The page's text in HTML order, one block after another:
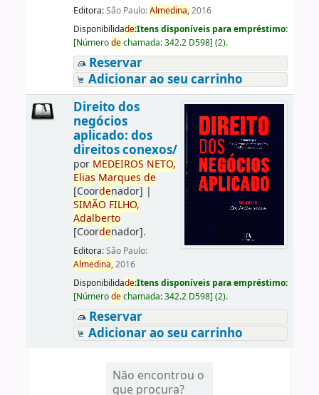
Editora:São Paulo:Almedina,2016
Disponibilidade:Itens disponíveis para empréstimo:
[Númerodechamada:342.2 D598] (2).
Reservar
Adicionar ao seu carrinho
Direito dos
negócios
aplicado: dos
direitos conexos/
por MEDEIROS NETO,
Elias Marques de
[Coordenador] |
SIMÃO FILHO,
Adalberto
[Coordenador].
Editora:São Paulo:
Almedina,2016
Disponibilidade:Itens disponíveis para empréstimo:
[Númerodechamada:342.2 D598] (2).
Reservar
Adicionar ao seu carrinho
Não encontrou o
que procura?